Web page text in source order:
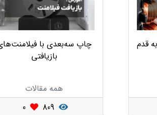
چاپ سه‌بعدی با
بازیافتی
همه مقالات
809
0